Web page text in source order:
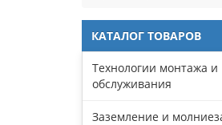
КАТАЛОГ ТОВАРОВ
Технологии монтажа и
обслуживания
Заземление и